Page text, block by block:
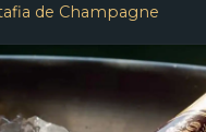
de Champagne